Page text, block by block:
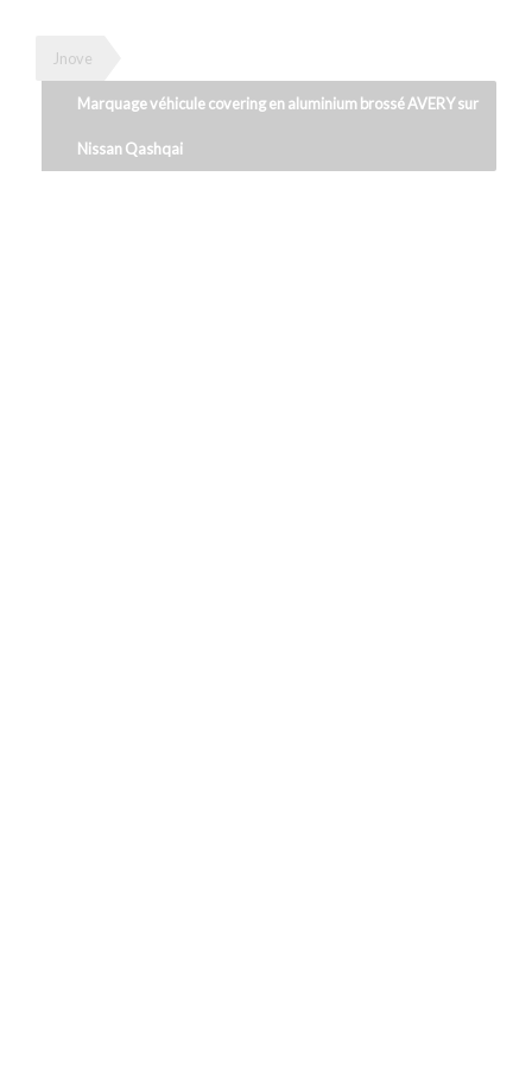
Jnove
Marquage véhicule covering en aluminium brossé AVERY sur
Nissan Qashqai